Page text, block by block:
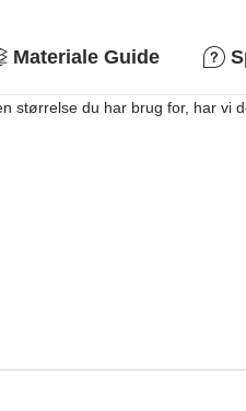
Materiale Guide
størrelse du har brug for, har vi